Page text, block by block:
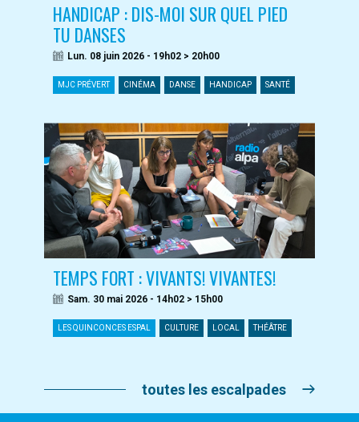
HANDICAP : DIS-MOI SUR QUEL PIED
TU DANSES
Lun. 08 juin 2026 - 19h02 > 20h00
MJC PRÉVERT CINÉMA DANSE HANDICAP SANTÉ
TEMPS FORT : VIVANTS! VIVANTES!
Sam. 30 mai 2026 - 14h02 > 15h00
LES QUINCONCES ESPAL CULTURE LOCAL THÉÂTRE
toutes les escalpades